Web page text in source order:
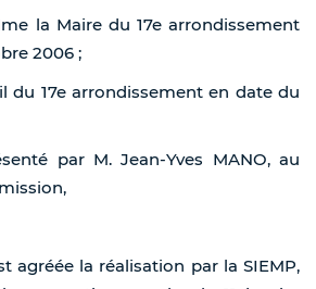
la Maire du 17e arrondissement
2006 ;
du 17e arrondissement en date du
par M. Jean-Yves MANO, au
agréée la réalisation par la SIEMP,